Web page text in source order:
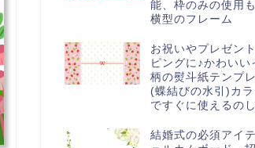
能、枠のみの使用も
横型のフレーム
お祝いやプレゼン
ピングに♪かわいい
柄の熨斗紙テンプ
(蝶結びの水引)カラ
ですぐに使えるの
結婚式の必須アイ